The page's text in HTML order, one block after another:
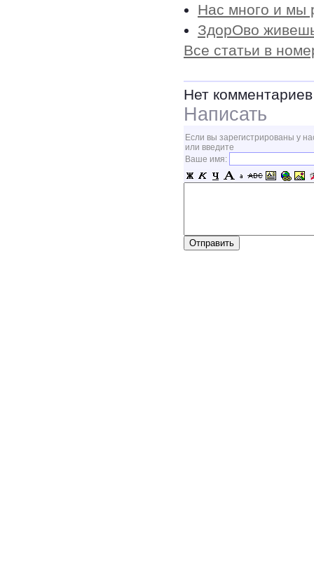
Нас много и мы
ЗдорОво
Все статьи в
Нет комментариев
Написать
Если вы зарегистрированы у
или введите
Ваше имя: